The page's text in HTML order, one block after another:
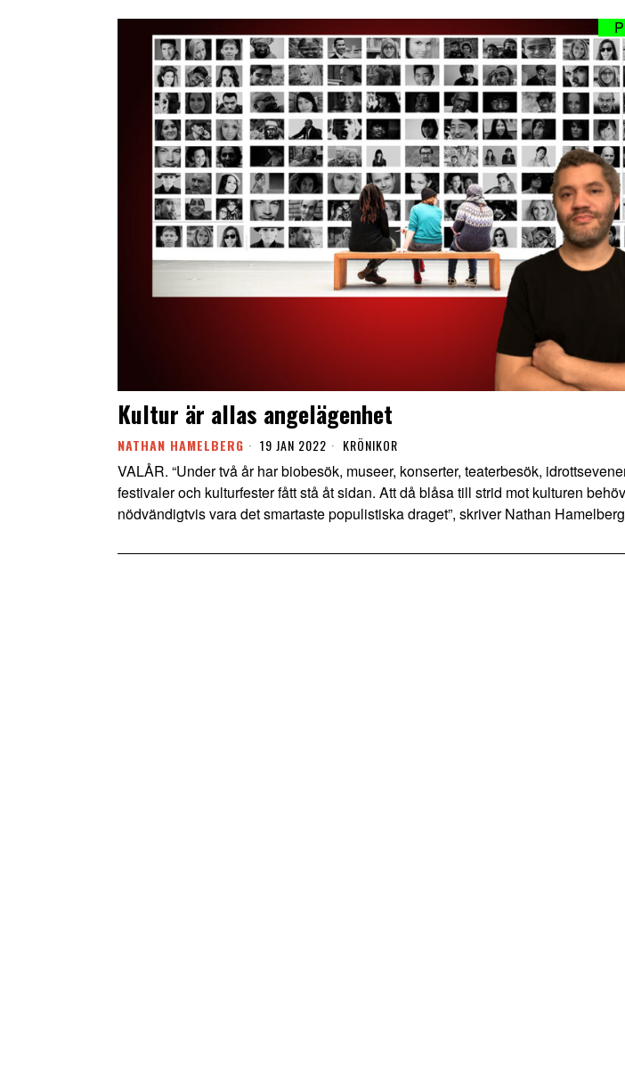
Kultur är allas angelägenhet
NATHAN HAMELBERG 19 JAN 2022 KRÖNIKOR
VALÅR. “Under två år har biobesök, museer, konserter, teaterbesök,
festivaler och kulturfester fått stå åt sidan. Att då blåsa till strid mot kulturen
nödvändigtvis vara det smartaste populistiska draget”, skriver Nathan